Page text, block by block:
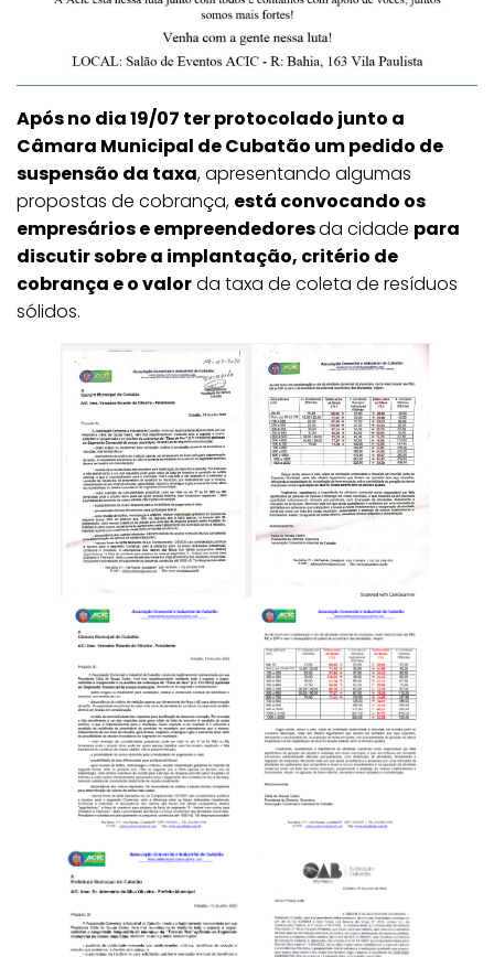
Após no dia 19/07 ter protocolado junto a
Câmara Municipal de Cubatão um pedido de
suspensão da taxa, apresentando algumas
propostas de cobrança, está convocando os
empresários e empreendedoresda cidade para
discutir sobre a implantação, critério de
cobrança e o valorda taxa de coleta de resíduos
sólidos.